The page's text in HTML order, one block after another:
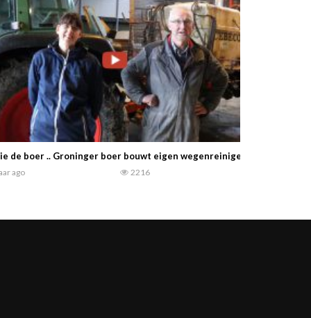
de boer .. Groninger boer bouwt eigen wegenreiniger — Grandioos
ago 2216